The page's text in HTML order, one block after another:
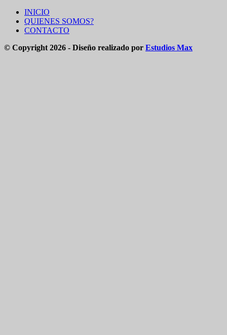
INICIO
QUIENES SOMOS?
CONTACTO
© Copyright 2026 - Diseño realizado por Estudios Max